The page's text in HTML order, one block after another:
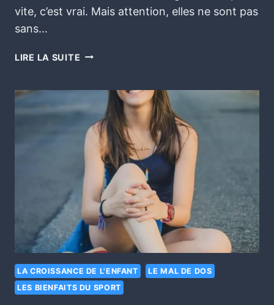
vite, c’est vrai. Mais attention, elles ne sont pas
sans…
LIRE LA SUITE
LA CROISSANCE DE L'ENFANT
LE MAL DE DOS
LES BIENFAITS DU SPORT